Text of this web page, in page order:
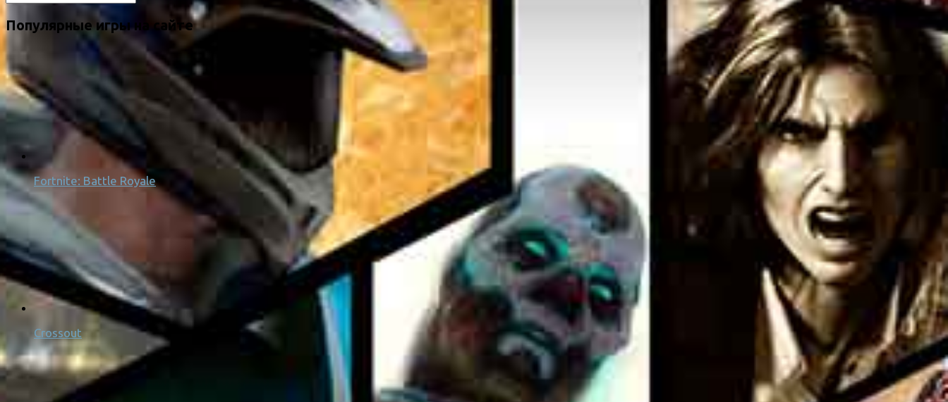
Популярные игры на сайте
Fortnite: Battle Royale
Crossout